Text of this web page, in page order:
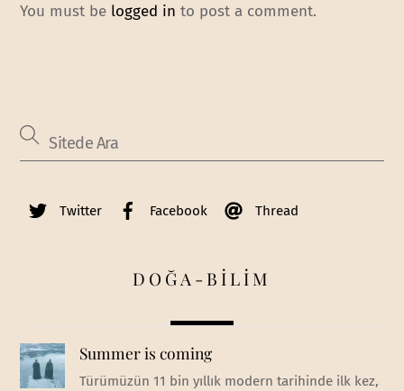
You must be logged in to post a comment.
Twitter Facebook Thread
DOĞA-BİLİM
Summer is coming
Türümüzün 11 bin yıllık modern tarihinde ilk kez,